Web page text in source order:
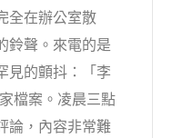
全在辦公室散
鈴聲。來電的是
見的顫抖：「李
檔案。凌晨三點
論，內容非常難